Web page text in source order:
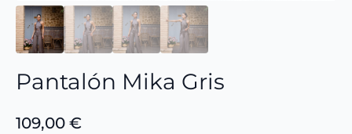
Pantalón Mika Gris
109,00 €